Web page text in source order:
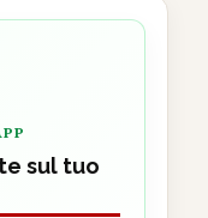
sul tuo